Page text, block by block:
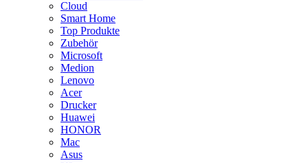
Cloud
Smart Home
Top Produkte
Zubehör
Microsoft
Medion
Lenovo
Acer
Drucker
Huawei
HONOR
Mac
Asus